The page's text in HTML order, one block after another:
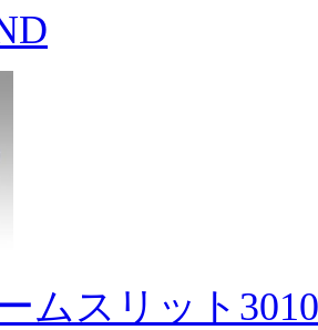
ムスリット3010